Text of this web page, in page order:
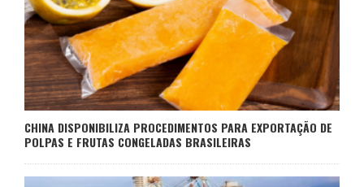
CHINA DISPONIBILIZA PROCEDIMENTOS PARA EXPORTAÇÃO DE
POLPAS E FRUTAS CONGELADAS BRASILEIRAS